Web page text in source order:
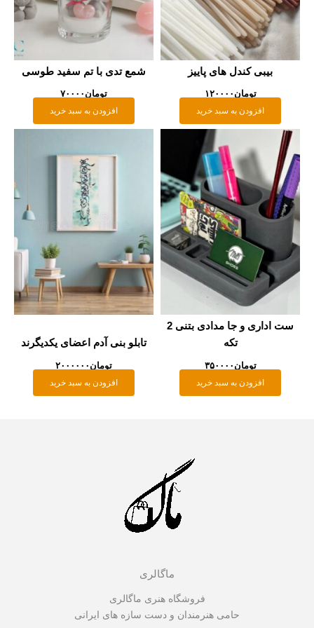
بیبی کندل های پاییز
۱۲۰۰۰۰
افزودن به سبد خرید
شمع تدی با تم سفید طوسی
۷۰۰۰۰
افزودن به سبد خرید
ست اداری و جا مدادی بتنی 2
۳۵۰۰۰۰
افزودن به سبد خرید
تابلو بنی آدم اعضای یکدیگرند
۲۰۰۰۰۰۰
افزودن به سبد خرید
ماگالری
فروشگاه هنری ماگالری
حامی هنرمندان و دست سازه های ایرانی